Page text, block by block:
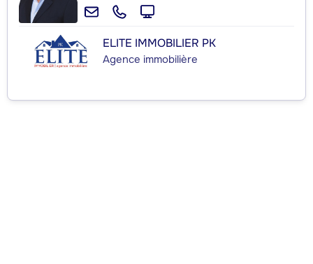
ELITE IMMOBILIER PK
Agence immobilière